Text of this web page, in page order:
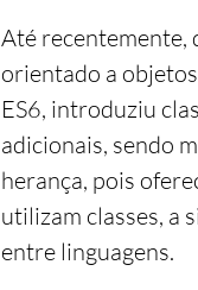
Até recentemente,
orientado a
ES6, introduziu
adicionais, sendo
herança, pois
utilizam classes, a
entre linguagens.